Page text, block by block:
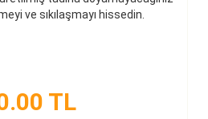
ve sıkılaşmayı hissedin.
TL